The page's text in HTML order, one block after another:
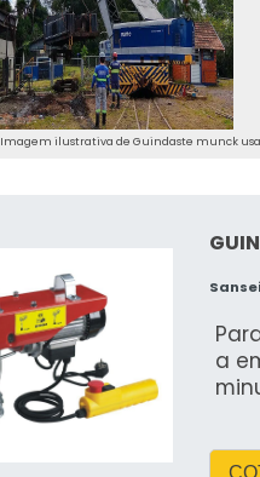
Imagem ilustrativa de Guindaste munck
a